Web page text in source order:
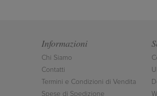
Informazioni
Chi Siamo
Contatti
Termini e Condizioni di Vendita
Spese di Spedizione